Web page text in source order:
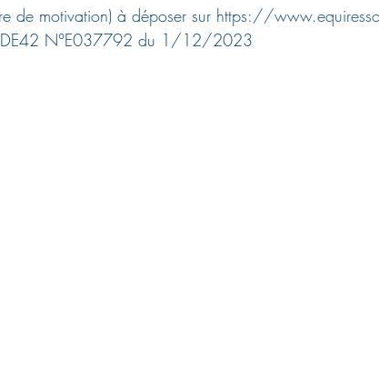
de motivation) à déposer sur https://
N°E037792 du 1/12/2023